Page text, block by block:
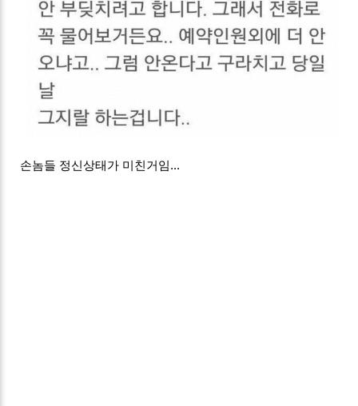
손놈들 정신상태가 미친거임...